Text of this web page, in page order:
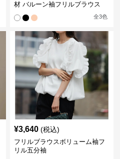
材 バルーン袖フリルブラウス
全3色
¥3,640 (税込)
フリルブラウスボリューム袖フ
リル五分袖